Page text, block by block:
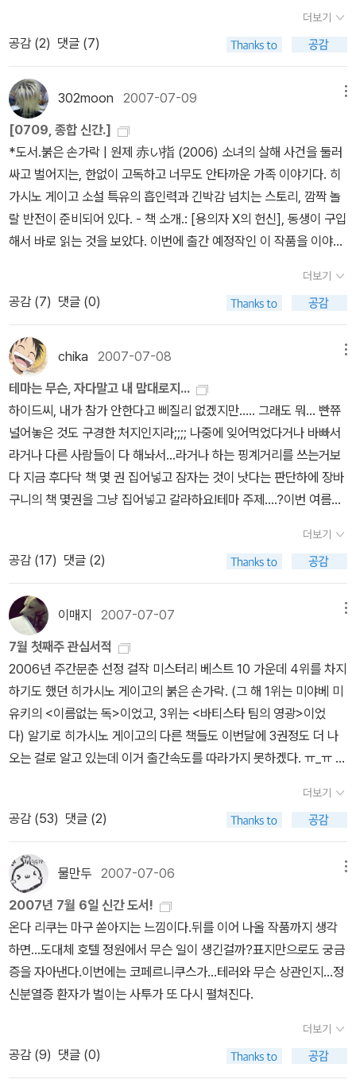
도코노일가의 이야기.. 그들의 능력이 신비롭고 부러우면서도 그들의
가보고싶은 여행이랄까?밤의 피크닉의 보행제는 고등학교를 벌써 졸
업했기에...그리고 전교생인 전부 참여해야하는 행사였기에 절대 불
가능한 것이었지만 이 여행은 언젠가는 가능하기에희망이 있어 다행
이다 싶다^^백합장이란 곳에서 할머니가 돌아가신 후 영국유학을 하
던 도중 일본으로 돌아와 백합장에서 생활을 하는 리세!! 그곳에서 리
나코와 리야코라는 피가 섞이지않은 고모들과 사는..할머니가 숨겨놓
은 주피터를 찾는 목적을 가지고 온 리세!!주피터가 무엇이기에 여행
도 못가고 항상 집에만 있었으며 죽어서도 걱정했던 것인지.. 주피터
에 대한 궁금함에 한번에 쭉 읽을 수 있었던 책!!극본을 준비하는 극작
기인 호텔 정원에서 1,2,3, 나그네들 1,2,3, <호텔 정원에서 생긴 일>
1,2,3, 이렇게 표시된 각 장의 제목을 보며 뒤섞여 있는 이야기를 구별
해내긴 했지만 쉴새없이 번갈아 등장하는 이 세개의 이야기로 인해
책을 읽는 내내 혼란스러웠던 이야기!!! 하지만 이야기가 전개되어나
갈 수록 각각의 이야기는 점점 자리를 잡아갔기에 혼란스러우면서도
매력을 끄는 이야기이다..동네유지의 생일잔치에 배달된 독술을 먹고
죽은 그 일가족 및 동네사람들...어린 시절 그 음료를 먹을 뻔했던 여
자가 그 일을 소설로 쓰면서, 그 때의 이야기가 시작~ 누가 범인인지
알아내가는 과정^^읽으면서도 약간은 섬뜩하면서도 절대 책에서 손
을 놓지 못하게 하는 재미가 있다. 단, 표지 그림이 영 아니다.왠지 가
슴아픈? 사랑얘기.. 사랑하는 남녀가 시대를 초월해가며 만나지만 만
습이라니,..그래도 러브스토리의 한계상 조금은 지루하고, 다른 이야
기에 비해 긴장감이 떨어지기에 그다지 좋아하지는 않는 작품이다..
서랍을 가진 도코노 일가가 도호쿠마을 마키무라가문에 와서 일어나
는 사건이 주랄까? 신비한 느낌의 사토코아가씨가 주인공이긴 하지
만... 한적한 농촌의 모습같으면서도 일본인이 쓴 책이라일본의 역사
를 담고있는.. 전쟁으로 고통을 겪지않은 사람이 어디있겠냐마는 어
찌보면 가장 큰 피해자였던 우리나라보다 더 큰 피해를 입은 듯한 느
낌이 드는.. 한편으로는 씁쓸한.. 그런 모순된 느낌도 든다..빛의 제국
에서 한 번 만났었던 에이코와 도키코의 이야기.. 오셀로게임의 그 이
후 이야기..뒤집느냐 뒤집히느냐가 문제였던 것이 빨래까지 번져버
린.. 근데 결말은..영....'미모의 천재 여류 화가의 죽음을 둘러싼 호러
미스터리'라는 제목답게, 그리고 온다리쿠의 작품답게 <불안한 동화
>는 미스테리하면서도 판타지한 소설이다. 처음 간 미술관에서 처음
것이 아닌가라는 생각을 시작으로 25년이 지났지만 노리코의 죽음을
파헤쳐나가는 마유코의 이야기로, 머리속에서 자신의 의지와는 상관
없이 밀려오는 화면을 보고 다른 사람의 이야기를 볼 수 있는 마유코
의 신비한 능력과 맞물려 환생을 했을지도 모른다는 점에서 매우 독
특한 소재임은 틀리없었다.하지만 결말이 조금은 부실한 듯한 느낌이
들어서인지 조금은 아쉬운 작품이다..고등학교내에 퍼진 이상한 소
문!!그리고 진실이 되어버리는 소문.. 어른이 되어가는 과정에서 겪는
처가 있고 상처가 있어서 갔다고 하기에는 호기심에 넘어가는아이들
도 있는... 뭔가 결말이 애매모호한...단편집의 특징인 것 같다.. 마음
에 드는 작품과 들지 않는 작품이 혼재한다는 것이.. 하지만 그래도 1
리와 들오리의 코인로커> 황매2007년 10월 <명랑한 갱의 일상과
습격> 은행나무2008년 6월 <골든 슬럼버> 웅진지식하우스이사카
코타로의 인기가 절정이였던것은 2006년 5월즈음 웅진에서 나온<
사신치바>에서 부터였다고 생각된다. 신세대 아이돌같은 저승사자
치바가 나오는 단편집. 적당히 멜랑꼬리하고, 적당히 감동있고, 적당
히 재미있는 그야말로 잘 팔릴만한 소설이 아니였나싶다. 작가정신에
서 <중력 삐에로>를, 랜덤하우스에서 <종말의 바보>를, 웅진에서 다
시 <마왕>을 내기까지 한작가의 책이 세 출판사에서 체감속도상 같
은 달에 마구 쏟아져 나오고, 혹평이 많은 <마왕>과 1+1 끼워팔기까
지 했더랬다. <사신치바>를 재미있게 보고, 이전에 나왔던 역시 말랑
말랑한 <칠드런>, <러시라이프> 같은 책을 재미있게 보고, 심심찮게
신간이 나오는 같은 작가의 책에 전작주의를 외치는 새로운 독자들이
들여오냐! 비난하는 나같은 독자들도 늘어났다. 그것이 2006년 여름
의 일이고, 그 이후로 황매와 은행나무에서 이사카 코타로의 책이 각
각 두권씩 나왔으나, 처음의 붐에는 못미쳤다. 그러나 역시 마케팅보
다는 작품인가. 이사카 코타로의 책들중 가장 재미있다고 생각되는 <
골든 슬럼버> 철저한 오락소설이라고 선전 하지만 그보다 훨씬 나은
소설이라고 생각한다.옛 향수와 카타르시스와 스릴과 작품성을 골고
루 갖춘 이 작품은 붐을 일으켰던 2년전 여름보다, 이제 나온지 한달
이 조금 지났을 뿐이지만 작가의 이름을 뛰어넘는 작품이 될 것이라
고 생각된다.웅진에서 작품 고르는 눈이 있나보다. 2006년여름의 이
야 <집오리와 들오리의 코인로커>라던가 <오듀본의 기도>와 같은
평이 좋은 그의 작품을 다시 찾아볼 마음이 생겼다. <온다 리쿠>(恩
田陸) - 1964년 미야기현에서 태어나 와세다대 교육학부를 졸업했
다. 1991년 제3회 일본 판타지노벨 대상 최종 후보작에 오른 <여섯
번째 사요코>(신초샤)로 문단에 데뷔했다. <밤의 피크닉>으로 제2
회 서점대상 1위를 했고, 제26회 요시카와 에이지 문학상 신인상을
받았다. 2005년 발표한 <유지니아>는 제133회 나오키상 후보에 오
른 동시에, 제59회 일본 추리작가 협회상 장편부문을 수상했다. 200
7년에는 <호텔 정원에서 생긴 일>로 제20회 야마모토 슈고로상을
수상했다.2005년 9월 <밤의 피크닉> 북폴리오2006년 3월 <삼월
은 붉은 구렁을> 북폴리오2006년 7월 <굽이치는 강가에서> 노블
바다에 가라앉는 열매>북폴리오2006년 12월 <여섯 번째 사요코>
노블마인2006년 12월 <빛의 제국> 국일미디어2006년 12월 <흑
과 다의 환상>북폴리오2007년 5월 <황혼녘 백합의 뼈> 북폴리오2
007년 7월 <호텔 정원에서 생긴 일> 노블마인2007년 7월 <유지
니아> 비채2007년 7월 <라이온하트>북스토리2007년 7월 <민들
레 공책> 국일미디어2007년 7월 <엔드 게임> 국일미디어2007년
8월 <불안한 동화> 랜덤하우스2007년 8월 <구형의 계절> 랜덤하
우스2007년 9월 <도서실의 바다> 북폴리오2007년 10월 <로미오
와 로미오는 영원히> 사람과 책2008년 2월 <메이즈> 노블마인20
08년3월 <클레오파트라의 꿈> 노블마인2008년 5월 <초콜릿 코스
모스> 북폴리오2005년 9월부터 지금까지 무려 스물한권이 말그대
로 '쏟아져'나온 온다리쿠의 책이다.2006년 3월 <삼월은 붉은 구렁
릴면에서는 <13계단>을 능가하지만, 조금 쌩뚱맞게 전능한 범인이
라던가, 작품과 겉도는 사회의식( 사회파 소설에서 가장 눈여겨보는
부분이다), 24시의 존 바우어처럼 죽어라고 도망쳐다니는 거리의 건
달 캐릭터를 좋아해야할지, 말아야할지 온다 리쿠 <호텔 정원에서
생긴 일>실험적인 소설구조. 난해함을 더했으나, 재미에서 실패. 그
럴듯한 결말을 독자에게 숟가락으로 떠 먹여 줘야 하는 작가라니,대
실망이다. 라프카디오 헌 <괴담>너무 낯익은 얘기들이라 당황스러
웠다. 책은 잘만들었다. 아날두르 인드리다손 <무덤의 침묵>좋은 작
가를 만났다. 좋은 책을 읽었다. 미국산 하드보일드도 아니고, 일본산
사회파나 본격추리도 아니고 아이슬란드라는 그 이름만으로도 멀게
느껴지는 이국에서 그만의 호흡을 만나다.결말의 마침표가 오래오래
남는 여운이 긴 작품이다. 하타케나카 메구미 <샤바케 3>두렵다. 이
시리즈는 왜 계속 재미있단 말이냐! 1,2,3권중 베스트를 꼽으라면 2
할멈'이나 '차행주 달걀' 같은 이야기들은 너무 귀엽고 사랑슯다. 계속
계속 나와줬으면. 데니스 루헤인 <가라, 아이야, 가라>데니스 루헤
인에 실망했던 마음을 싹 가시게 하는 멋진 작품이다. 유괴된 아이를
찾는 켄지와 제나로. 풍부한 이야기 구조와 고민하는 등장인물들이
리얼하게 와 닿았다. 안타까운 결말도 이 작품의 완성도를 해칠 수 없
다. 기리노 나쓰오 <아웃>작가에 대한 비호감에도 불구하고, 너무
멋졌던 작품주인공 마사코를 포함한 네여자. 도시락 공장, 나이트 쉬
프트, 토막살인, 강력하다. 한 방 크게 맞은 기분이다. 미야베 미유키
>을 연상시킨다.여러 시점의 교차(지갑 열개니, 자그마치 열개의 시
선, 초기작부터 그 천재성을 보였던 미야베 미유키), 지갑의 시선이라
는건 좀 어설프고 실험적이고, 미야베 미유키의 전체 작품 중에서 평
작 정도의 수준이라고 생각되지만, 미야베 미유키와 <모방범>에 애
정을 가지고 있다면 읽어봄직하다. 제이슨 굿윈 <환관탐정 미스터
야심>작가가 잘생겼다.....솔직히, 아직까지 뭘 읽었는지 잘 모르겠다.
내 여름을 더 덥게 만들어준 책. 온다 리쿠 <유지니아>뭔가 대단한
걸 써보려고 한 모양인데, 전혀 와닿지 않았다.모호한 결말과 혼돈스
런 과정.실험..은 그만하고, 그냥 순정추리소설만 써주면 안될까
요? 요코미조 세이지 <옥문도> 내 스타일임을 진즉 알았어야 하
는데, 매년 여름 사기만 하고 이제야 읽는다. 불길한 이름의 옥문도
에 가는 긴다이치. 나는 김전일을 싫어하니깐, 우리 할아버지 이름
섬 배경의 전후 과도기, 기이한 등장인물들, 기이한 연쇄살인들, 결
말까지. 이 모든 것이 한 권에 들어 있다니, 놀랍다. 온다 리쿠 <민들
레 공책>사람을'넣는' 도코노족이 돌아 왔다. 단편을 늘여 놓은듯하
다. <빛의제국> 단편의 이야기가 훨씬 풍부하다. 온다 리쿠 <엔드
게임>'뒤집고', '뒤집히는' 도코노 일족 이야기.인기있는 드라마 '연장
방영'으로 말아먹듯이 정말 속상한 소설. 그로테스크한 반전은 B급
영화의 한장면 같았다. 쿄고쿠 나츠히코 <망량의 상자>책을 많이
읽다 보면 읽는 속도가 무색하게 잊는데,그럼에도 불구하고, 기억에
고 나서 오랫동안 가슴이 두근거렸다. 걸작 중의 걸작이다. 나오미 노
빅 <테메레르>19세기 공군에는 용이 있다. 6부까지 나올 예정이니,
더 두고봐야겠지만, 소설로서 이야기는 아직 소재를 따라가주지 못한
더보기
공감 (2) 댓글 (7)
302moon 2007-07-09
[0709, 종합 신간.]
*도서.붉은 손가락 | 원제 赤い指 (2006) 소녀의 살해 사건을 둘러
싸고 벌어지는, 한없이 고독하고 너무도 안타까운 가족 이야기다. 히
가시노 게이고 소설 특유의 흡인력과 긴박감 넘치는 스토리, 깜짝 놀
랄 반전이 준비되어 있다. - 책 소개.: [용의자 X의 헌신], 동생이 구입
해서 바로 읽는 것을 보았다. 이번에 출간 예정작인 이 작품을 이야기
대를 모은다. 어지간하면 끄덕 않을 나니까, 50% 정도의 확률만 놓
고. 사건을 은폐하기 위한 이들의 음모와, 사건을 파헤치는 가가 형사
의 치밀한 두뇌 플레이가 숨 막히는 공방을 펼친다. - 책 소개.: 어째
서 ‘은폐’를 하려 하는지, 막연한 궁금증을 불러일으킨다. 치밀한 두뇌
플레이라는 것에도 흥미 끌 요소는 충분하다. +예약주문을 했다. 호
텔 정원에서 생긴 일 | 원제 中庭の出來事 (2006) 하나의 살인사
건을, '연극'과 '각본', '현실'과 '허구' 그리고, '극중극'이라는 몇 겹으로
이루어진 구조를 통해 보여주는 실험적인 작품이다. - 책 소개.: 이중
구조 이상의 구성 방식을 보이는 것에, 살짝 끌렸다. 오늘 신간 코너에
있는 것을 보고, 훌렁훌렁 넘겨보다가 즉시 구입해버렸다. 시작은 조
금 밋밋했지만, 책 표지의 설명만으로도 흥미는 그 한계를 넘어섰으
니까. 어느 호텔의 정원에서 유명한 각본가가 독살된다. 다음 연극의
여주인공 후보였던 세 여배우는 살인 용의자로 지목되어 형사의 심문
마를 세 여배우에게 연기하게 하면서 살인의 증거를 찾으려 한다. 그
러나 실제 현실과 그녀들의 연기가 복잡하게 얽히면서 어떤 것이 허
구이고, 어떤 것이 현실인지 그 경계가 모호해진다.: 현실과 허구의 경
계가 모호해진다는 데에, 주목한다. 작가는 그 장면과 상황을 어떤 식
으로 처리할까. 과연 어떤 자기만의 특별한 표현을 선보이는 것일까.
+오늘 매장에서 구입했다.여름철 트로피컬 파르페 사건 | 원제 夏期
限定トロピカルパフェ事件 (2006) 미각을 자극하는 독특한 제
목과 매력적인 캐릭터, 치밀한 두뇌 게임을 자랑하는 이 시리즈는, '일
이고 자극적인 사건 대신 소소한 일상의 수수께끼를 다루는 작품들을
일컫는데, 1980년대 말에 등장하여 일본 미스터리의 한 흐름이 되었
다. - 책 소개.: 일상 미스터리, 좋아하는 계열 중 하나에 속한다. 일상
의 수수께끼, 다양하게 펼쳐질 가능성이 높고, 다른 각도의 해석을 시
도할 수 있을 것이라 믿기에 번쩍한 반응을 보이고 만다.배터리 1,2 |
원제 バッテリ- 자신의 재능을 과신하는 삐딱한 천재소년 다쿠미와
따뜻한 카리스마의 고. 중학교 야구부를 배경으로, 열세 살 두 소년의
뜨거운 우정을 그렸다. '배터리'는 야구에서 투수와 포수를 일컫는 말
로, 서로 믿고 의지하는 신뢰의 파트너십을 의미한다. - 책 소개.누구
에게든 이 세상에는 반드시 자신의 자리가 존재한다. 그 자리를 찾아
가는 것, 그게 바로 성장의 참 의미이며, 자기 자신을 믿는 사람만이
람 사이의 소중함을 아는 포수 고를 통해 성장과 발전의 의미를 되돌
더보기
공감 (7) 댓글 (0)
chika 2007-07-08
테마는 무슨, 자다말고 내 맘대로지...
하이드씨, 내가 참가 안한다고 삐질리 없겠지만..... 그래도 뭐... 빤쮸
널어놓은 것도 구경한 처지인지라;;;; 나중에 잊어먹었다거나 바빠서
라거나 다른 사람들이 다 해놔서...라거나 하는 핑계거리를 쓰는거보
다 지금 후다닥 책 몇 권 집어넣고 잠자는 것이 낫다는 판단하에 장바
구니의 책 몇권을 그냥 집어넣고 갈라하요!테마 주제....?이번 여름의
대체 이게 뭐야'라고 하면 할 말없음. OTL 일단 온다 리쿠, 라는 이
름때문에.그리고 샤바케는... 2편도 아직 안읽었는데 역시 1편의 재미
때문에. 왜 내가 읽지 않은 책들이 많은데 자꾸 그 뒷편이 이리 빨리
나오는게냐구..ㅠ.ㅠ더운 여름엔, - 오늘 여기는 시원하다 못해 쌀쌀
해서 아침엔 닭살에 마구 추운 느낌때문에 일부러 뜨거운 차를 마셔
줘야 했을 정도였지만. ㅡㅡ;;;;역시나 더운 여름엔 빈둥거리며 만화책
을 읽는게 최고여~ 안그라요? 그리고 언제나 빠지지 않는 여행
서 아, 역시나... 장바구니 쳐다보고 있다가 결국은 장바구니 목록
이 바뀌기 시작하고... 급기야 주문은 내일로 미루게 되는 사태발생.
그래도 내일은! (불끈!)그럼, 테마없는테마글, 된거유? 낄낄 뭐야~
왜 이미지가 안떠? 어쨌건 온다 리쿠의 도노코 가문 이야기.... '엔드
게임' 과 '민들레 공책'도 새로 나왔다. 온다 리쿠 아줌마가 다작을 썼
다고 했을 때도 그냥 그런가.. 했는데 이제 서서히 책이 밀리기 시작하
는 도노코 일족의 이야기, 맘에 들더라.아, 진짜 돈 많이 벌어야 겠
다...라고 쓰다가 수입은 한정되어 있는거니까 쓸데없는 것에 아끼고
책 살 돈을 마련해야하는거다....라는 생각을;;;;;;;;;;;;;;;;;;;;;;;;;;;;;;
더보기
공감 (17) 댓글 (2)
이매지 2007-07-07
7월 첫째주 관심서적
2006년 주간문춘 선정 걸작 미스터리 베스트 10 가운데 4위를 차지
하기도 했던 히가시노 게이고의 붉은 손가락. (그 해 1위는 미야베 미
유키의 <이름없는 독>이었고, 3위는 <바티스타 팀의 영광>이었
다) 알기로 히가시노 게이고의 다른 책들도 이번달에 3권정도 더 나
오는 걸로 알고 있는데 이거 출간속도를 따라가지 못하겠다. ㅠ_ㅠ 표
트릭의 기발함보다는 가족의 내면에 초점을 맞추고 있는 작품이라
고 한다. 화려한 호텔의 중앙 정원에서 열린 조촐한 티 파티 석상에서
이상한 죽음을 맞은 유명한 극작가. 주위에 있던 사람들은 다음 연극
의 여주인공 후보들. 이것은 모두 연극? 이야기가 겹겹의 구조로 되
어 있어 온다리쿠도 쓰면서 혼란스러워서 몇 번이나 다시 읽느라 힘
들었을 정도로 대단한 수렁이었다고 ^^; 일본에서는 휴대전화로 소설
을 읽는 서비스(신쵸샤 휴대폰 문고)를 통해 연재되었던 작품이라고
하는데 그만큼 일본의 독자층이 넓다는 게 아닐까 싶어서 왠지 부러
운 마음도 들었다. 온다리쿠의 소설도, 히가시노 게이고의 소설도 정
신없이 쏟아지는구나 ㅠ_ㅠ 이런 식의 역사 뒷 이야기들은 나름 재미
도 있으면서 그 시대를 이해하는 데 약간의 도움을 주기도 한다. <조
선을 뒤흔든 16가지 연애사건>은 이전에 나온 <16가지 살인사건>
더보기
공감 (53) 댓글 (2)
물만두 2007-07-06
2007년 7월 6일 신간 도서!
온다 리쿠는 마구 쏟아지는 느낌이다.뒤를 이어 나올 작품까지 생각
하면...도대체 호텔 정원에서 무슨 일이 생긴걸까?표지만으로도 궁금
증을 자아낸다.이번에는 코페르니쿠스가...테러와 무슨 상관인지...정
신분열증 환자가 벌이는 사투가 또 다시 펼쳐진다.
더보기
공감 (9) 댓글 (0)